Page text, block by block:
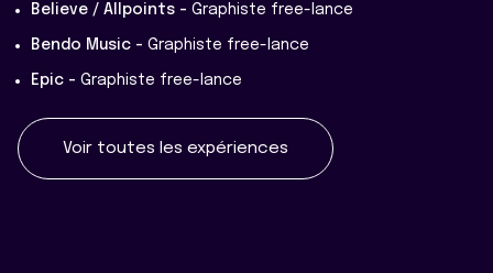
Believe / Allpoints - Graphiste free-lance
Bendo Music - Graphiste free-lance
Epic - Graphiste free-lance
Voir toutes les expériences